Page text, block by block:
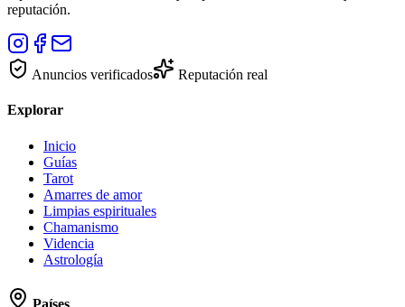
reputación.
Anuncios verificados Reputación real
Explorar
Inicio
Guías
Tarot
Amarres de amor
Limpias espirituales
Chamanismo
Videncia
Astrología
Países